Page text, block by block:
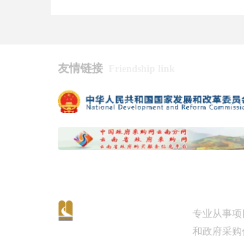
专业从事
和政府采
友情链接